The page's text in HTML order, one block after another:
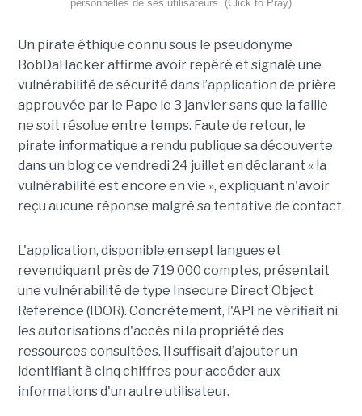
personnelles de ses utilisateurs. (Click to Pray)
Un pirate éthique connu sous le pseudonyme
BobDaHacker affirme avoir repéré et signalé une
vulnérabilité de sécurité dans l’application de prière
approuvée par le Pape le 3 janvier sans que la faille
ne soit résolue entre temps. Faute de retour, le
pirate informatique a rendu publique sa découverte
dans un blog ce vendredi 24 juillet en déclarant « la
vulnérabilité est encore en vie », expliquant n'avoir
reçu aucune réponse malgré sa tentative de contact.
L'application, disponible en sept langues et
revendiquant près de 719 000 comptes, présentait
une vulnérabilité de type Insecure Direct Object
Reference (IDOR). Concrètement, l'API ne vérifiait ni
les autorisations d'accès ni la propriété des
ressources consultées. Il suffisait d’ajouter un
identifiant à cinq chiffres pour accéder aux
informations d'un autre utilisateur.